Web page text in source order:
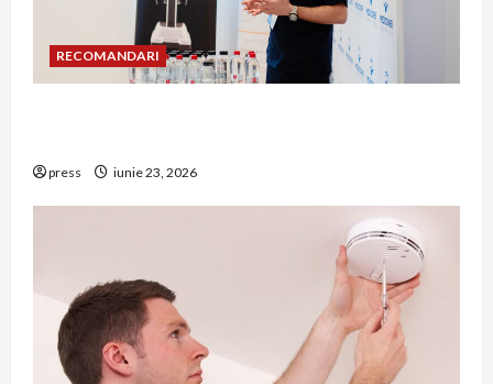
RECOMANDARI
press iunie 23, 2026